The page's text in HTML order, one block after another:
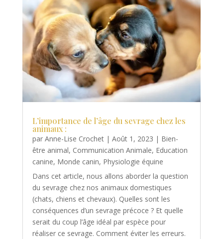
L’importance de l’âge du sevrage chez les
animaux :
par Anne-Lise Crochet| Août 1, 2023 | Bien-
être animal, Communication Animale, Education
canine, Monde canin, Physiologie équine
Dans cet article, nous allons aborder la question
du sevrage chez nos animaux domestiques
(chats, chiens et chevaux). Quelles sont les
conséquences d’un sevrage précoce ? Et quelle
serait du coup l’âge idéal par espèce pour
réaliser ce sevrage. Comment éviter les erreurs.